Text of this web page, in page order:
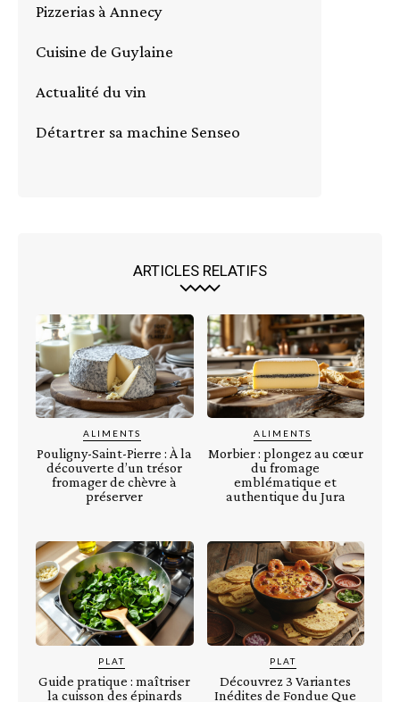
Pizzerias à Annecy
Cuisine de Guylaine
Actualité du vin
Détartrer sa machine Senseo
ARTICLES RELATIFS
ALIMENTS
Pouligny-Saint-Pierre : À la
découverte d’un trésor
fromager de chèvre à
préserver
ALIMENTS
Morbier : plongez au cœur
du fromage
emblématique et
authentique du Jura
PLAT
Guide pratique : maîtriser
la cuisson des épinards
PLAT
Découvrez 3 Variantes
Inédites de Fondue Que